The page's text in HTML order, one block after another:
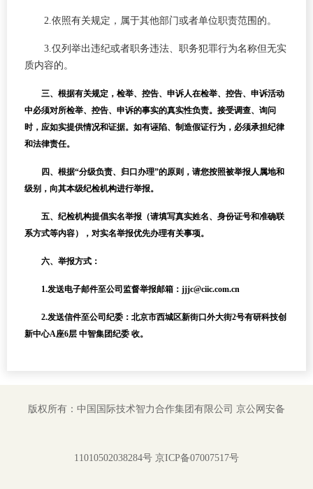
2.依照有关规定，属于其他部门或者单位职责范围的。
3.仅列举出违纪或者职务违法、职务犯罪行为名称但无实
质内容的。
三、根据有关规定，检举、控告、申诉人在检举、控告、申诉活动
中必须对所检举、控告、申诉的事实的真实性负责。接受调查、询问
时，应如实提供情况和证据。如有诬陷、制造假证行为，必须承担纪律
和法律责任。
四、根据“分级负责、归口办理”的原则，请您按照被举报人属地和
级别，向其本级纪检机构进行举报。
五、纪检机构提倡实名举报（请填写真实姓名、身份证号和准确联
系方式等内容），对实名举报优先办理有关事项。
六、举报方式：
1.发送电子邮件至公司监督举报邮箱：jjjc@ciic.com.cn
2.发送信件至公司纪委：北京市西城区新街口外大街2号有研科技创
新中心A座6层 中智集团纪委 收。
版权所有：中国国际技术智力合作集团有限公司 京公网安备
11010502038284号 京ICP备07007517号